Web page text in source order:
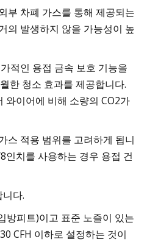
부 차폐 가스를 통해 제공되는
의 발생하지 않을 가능성이 높
적인 용접 금속 보호 기능을
한 청소 효과를 제공합니다.
와이어에 비해 소량의 CO2가
스 적용 범위를 고려하게 됩니
인치를 사용하는 경우 용접 건
다.
방피트)이고 표준 노즐이 있는
CFH 이하로 설정하는 것이